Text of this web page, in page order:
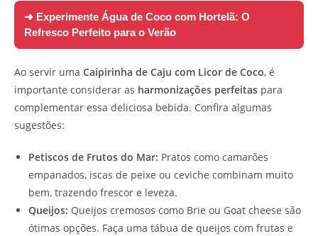
➜ Experimente Água de Coco com Hortelã: O
Refresco Perfeito para o Verão
Ao servir uma Caipirinha de Caju com Licor de Coco, é
importante considerar as harmonizações perfeitas para
complementar essa deliciosa bebida. Confira algumas
sugestões:
Petiscos de Frutos do Mar: Pratos como camarões
empanados, iscas de peixe ou ceviche combinam muito
bem, trazendo frescor e leveza.
Queijos: Queijos cremosos como Brie ou Goat cheese são
ótimas opções. Faça uma tábua de queijos com frutas e